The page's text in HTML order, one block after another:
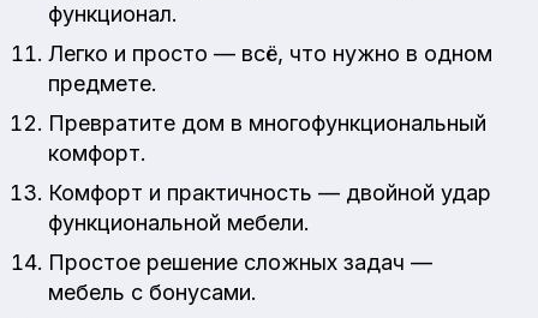
функционал.
Легко и просто — всё, что нужно в одном
предмете.
Превратите дом в многофункциональный
комфорт.
Комфорт и практичность — двойной удар
функциональной мебели.
Простое решение сложных задач —
мебель с бонусами.